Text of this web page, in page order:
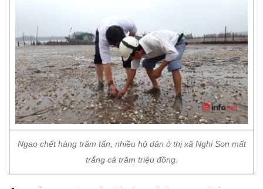
Ngao chết hàng trăm tấn, nhiều hộ dân ở thị xã Nghi Sơn mất
trắng cả trăm triệu đồng.